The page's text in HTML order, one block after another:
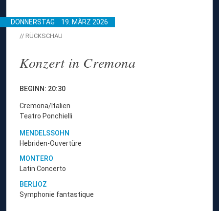
DONNERSTAG 19. MÄRZ 2026
// RÜCKSCHAU
Konzert in Cremona
BEGINN: 20:30
Cremona/Italien
Teatro Ponchielli
MENDELSSOHN
Hebriden-Ouvertüre
MONTERO
Latin Concerto
BERLIOZ
Symphonie fantastique